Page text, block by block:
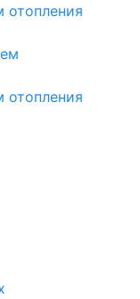
отопления
отопления